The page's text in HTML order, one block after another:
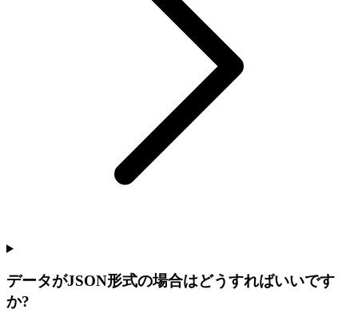
データがJSON形式の場合はどうすればいいです
か?